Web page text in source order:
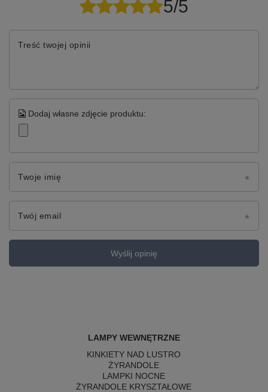
5/5
Treść twojej opinii
Dodaj własne zdjęcie produktu:
Twoje imię
Twój email
Wyślij opinię
LAMPY WEWNĘTRZNE
KINKIETY NAD LUSTRO
ŻYRANDOLE
LAMPKI NOCNE
ŻYRANDOLE KRYSZTAŁOWE